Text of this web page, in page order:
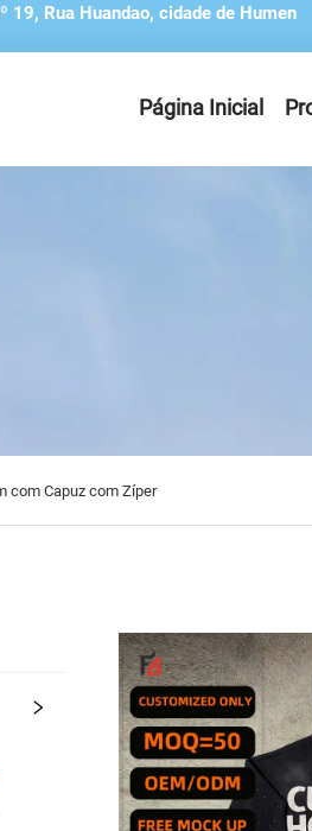
19, Rua Huandao, cidade de Humen
Página Inicial
com Capuz com Zíper